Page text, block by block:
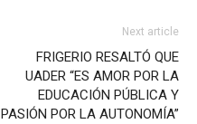
Next article
FRIGERIO RESALTÓ QUE
UADER “ES AMOR POR LA
EDUCACIÓN PÚBLICA Y
PASIÓN POR LA AUTONOMÍA”